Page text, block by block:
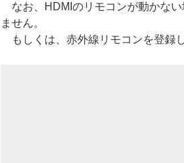
なお、HDMIのリモコンが動かない
ません。
もしくは、赤外線リモコンを登録